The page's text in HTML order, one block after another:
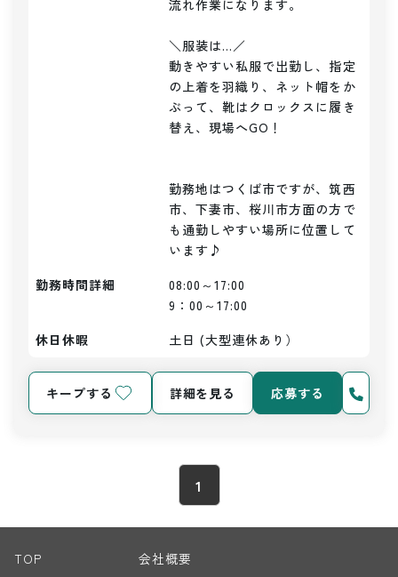
流れ作業になります。
＼服装は...／
動きやすい私服で出勤し、指定
の上着を羽織り、ネット帽をか
ぶって、靴はクロックスに履き
替え、現場へGO！
勤務地はつくば市ですが、筑西
市、下妻市、桜川市方面の方で
も通勤しやすい場所に位置して
勤務時間詳細
08:00～17:00
9：00～17:00
休日休暇
土日 (大型連休あり）
キープする 詳細を見る 応募する
1
TOP 会社概要